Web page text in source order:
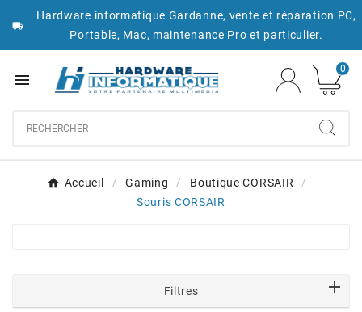

Hardware informatique Gardanne, vente et réparation PC,
Portable, Mac, maintenance Pro et particulier.

0
Accueil Gaming
Boutique CORSAIR
Souris CORSAIR
Filtres